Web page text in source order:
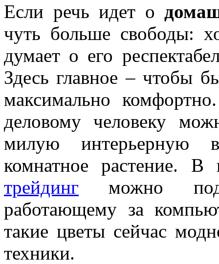
Если речь идет о
чуть больше свободы:
думает о его
Здесь главное – чтобы
максимально
деловому человеку
милую интерьерную
комнатное растение. В
трейдинг можно
работающему за
такие цветы сейчас
техники.